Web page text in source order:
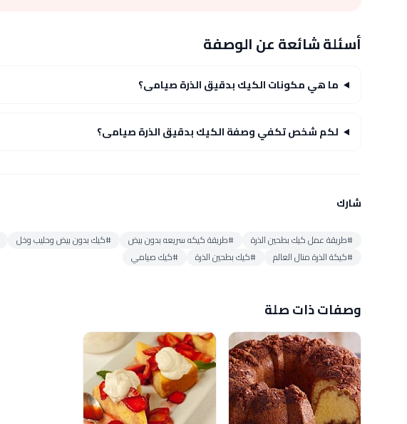
أسئلة شائعة عن الوصفة
ما هي مكونات الكيك بدقيق الذرة صيامى؟
لكم شخص تكفي وصفة الكيك بدقيق الذرة صيامى؟
شارك
#طريقة عمل كيك بطحين الذرة #طريقة كيكه سريعه بدون بيض #كيك بدون بيض وحليب وخل
#كيكة الذرة منال العالم
#كيك بطحين الذرة #كيك صيامي
وصفات ذات صلة